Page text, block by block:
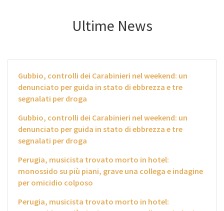
Ultime News
Gubbio, controlli dei Carabinieri nel weekend: un
denunciato per guida in stato di ebbrezza e tre
segnalati per droga
Gubbio, controlli dei Carabinieri nel weekend: un
denunciato per guida in stato di ebbrezza e tre
segnalati per droga
Perugia, musicista trovato morto in hotel:
monossido su più piani, grave una collega e indagine
per omicidio colposo
Perugia, musicista trovato morto in hotel: